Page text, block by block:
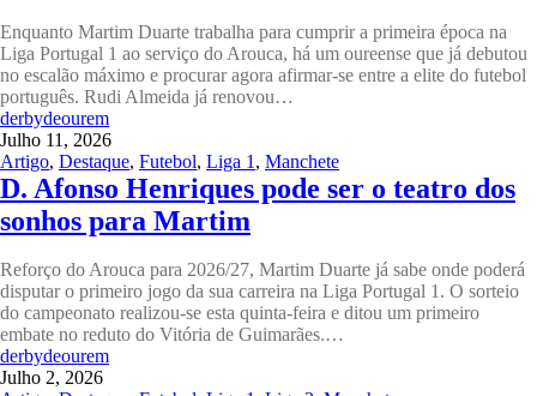
Enquanto Martim Duarte trabalha para cumprir a primeira época na
Liga Portugal 1 ao serviço do Arouca, há um oureense que já debutou
no escalão máximo e procurar agora afirmar-se entre a elite do futebol
português. Rudi Almeida já renovou…
derbydeourem
Julho 11, 2026
Artigo, Destaque, Futebol, Liga 1 , Manchete
D. Afonso Henriques pode ser o teatro dos
sonhos para Martim
Reforço do Arouca para 2026/27, Martim Duarte já sabe onde poderá
disputar o primeiro jogo da sua carreira na Liga Portugal 1. O sorteio
do campeonato realizou-se esta quinta-feira e ditou um primeiro
embate no reduto do Vitória de Guimarães.…
derbydeourem
Julho 2, 2026